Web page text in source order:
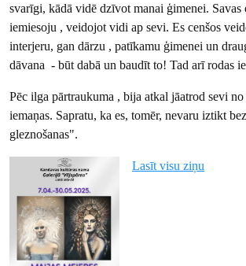
svarīgi, kādā vidē dzīvot manai ģimenei. Savas
iemiesoju , veidojot vidi ap sevi. Es cenšos
interjeru, gan dārzu , patīkamu ģimenei un
dāvana - būt dabā un baudīt to! Tad arī rodas
Pēc ilga pārtraukuma , bija atkal jāatrod sevi
iemaņas. Sapratu, ka es, tomēr, nevaru iztikt
gleznošanas".
Lasīt visu ziņu